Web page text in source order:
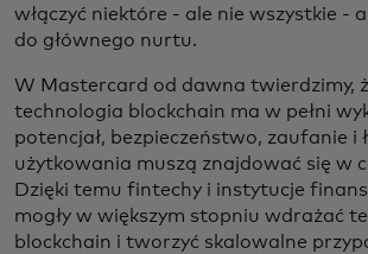
włączyć niektóre - ale nie wszystkie -
do głównego nurtu.
W Mastercard od dawna twierdzimy,
technologia blockchain ma w pełni
potencjał, bezpieczeństwo, zaufanie i
użytkowania muszą znajdować się w
Dzięki temu fintechy i instytucje
mogły w większym stopniu wdrażać
blockchain i tworzyć skalowalne